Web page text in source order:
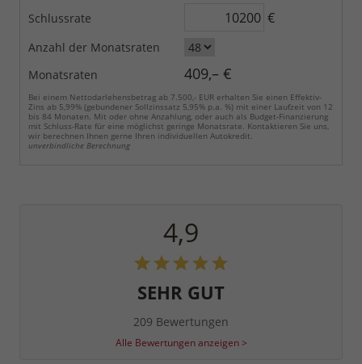
Schlussrate €
Anzahl der Monatsraten
Monatsraten
409,– €
Bei einem Nettodarlehensbetrag ab 7.500,- EUR erhalten Sie einen Effektiv-
Zins ab 5,99% (gebundener Sollzinssatz 5,95% p.a. %) mit einer Laufzeit von 12
bis 84 Monaten. Mit oder ohne Anzahlung, oder auch als Budget-Finanzierung
mit Schluss-Rate für eine möglichst geringe Monatsrate. Kontaktieren Sie uns,
wir berechnen Ihnen gerne Ihren individuellen Autokredit.
unverbindliche Berechnung
4,9
SEHR GUT
209 Bewertungen
Alle Bewertungen anzeigen >